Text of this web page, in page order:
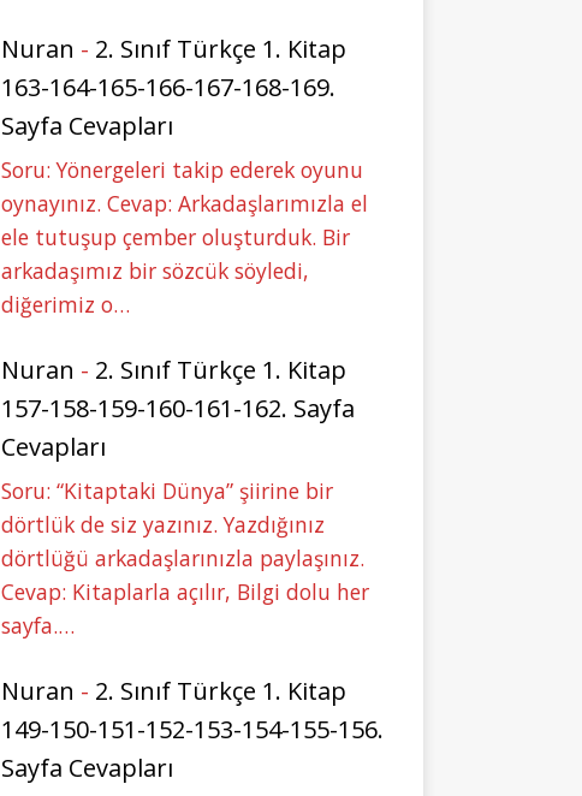
Nuran - 2. Sınıf Türkçe 1. Kitap
163-164-165-166-167-168-169.
Sayfa Cevapları
Soru: Yönergeleri takip ederek oyunu
oynayınız. Cevap: Arkadaşlarımızla el
ele tutuşup çember oluşturduk. Bir
arkadaşımız bir sözcük söyledi,
diğerimiz o…
Nuran - 2. Sınıf Türkçe 1. Kitap
157-158-159-160-161-162. Sayfa
Cevapları
Soru: “Kitaptaki Dünya” şiirine bir
dörtlük de siz yazınız. Yazdığınız
dörtlüğü arkadaşlarınızla paylaşınız.
Cevap: Kitaplarla açılır, Bilgi dolu her
sayfa.…
Nuran - 2. Sınıf Türkçe 1. Kitap
149-150-151-152-153-154-155-156.
Sayfa Cevapları